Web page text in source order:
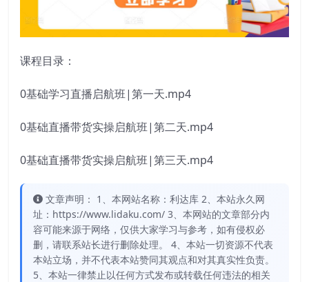
课程目录：
0基础学习直播启航班|第一天.mp4
0基础直播带货实操启航班|第二天.mp4
0基础直播带货实操启航班|第三天.mp4
文章声明： 1、本网站名称：利达库 2、本站永久网
址：https://www.lidaku.com/ 3、本网站的文章部分内
容可能来源于网络，仅供大家学习与参考，如有侵权必
删，请联系站长进行删除处理。 4、本站一切资源不代表
本站立场，并不代表本站赞同其观点和对其真实性负责。
5、本站一律禁止以任何方式发布或转载任何违法的相关